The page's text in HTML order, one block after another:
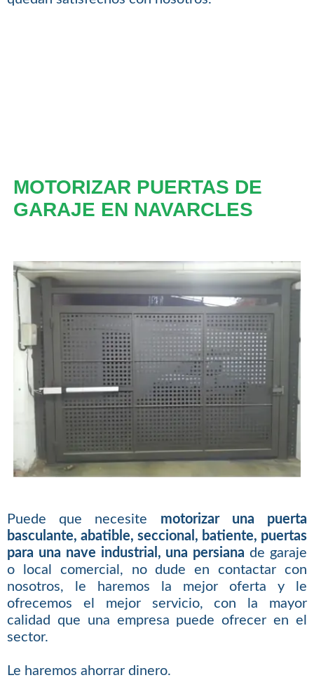
MOTORIZAR PUERTAS DE
GARAJE EN NAVARCLES
Puede que necesite motorizar una puerta
basculante, abatible, seccional, batiente, puertas
para una nave industrial, una persiana de garaje
o local comercial, no dude en contactar con
nosotros, le haremos la mejor oferta y le
ofrecemos el mejor servicio, con la mayor
calidad que una empresa puede ofrecer en el
sector.
Le haremos ahorrar dinero.